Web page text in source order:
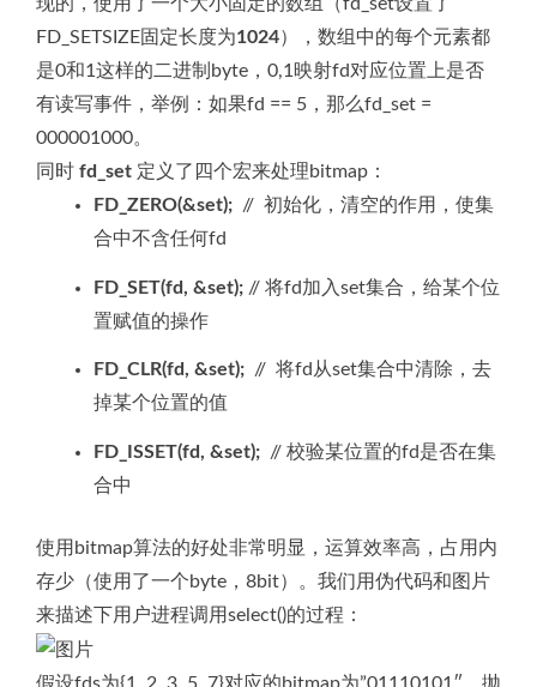
FD_SETSIZE固定长度为1024），数组中的每个元素都
是0和1这样的二进制byte，0,1映射fd对应位置上是否
有读写事件，举例：如果fd == 5，那么fd_set =
000001000。
同时 fd_set 定义了四个宏来处理bitmap：
FD_ZERO(&set); // 初始化，清空的作用，使集
合中不含任何fd
FD_SET(fd, &set); // 将fd加入set集合，给某个位
置赋值的操作
FD_CLR(fd, &set); // 将fd从set集合中清除，去
掉某个位置的值
FD_ISSET(fd, &set); // 校验某位置的fd是否在集
合中
使用bitmap算法的好处非常明显，运算效率高，占用内
存少（使用了一个byte，8bit）。我们用伪代码和图片
来描述下用户进程调用select()的过程：